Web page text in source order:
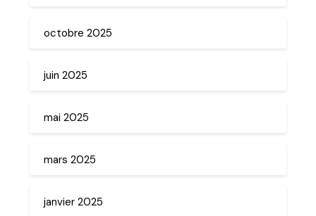
octobre 2025
juin 2025
mai 2025
mars 2025
janvier 2025